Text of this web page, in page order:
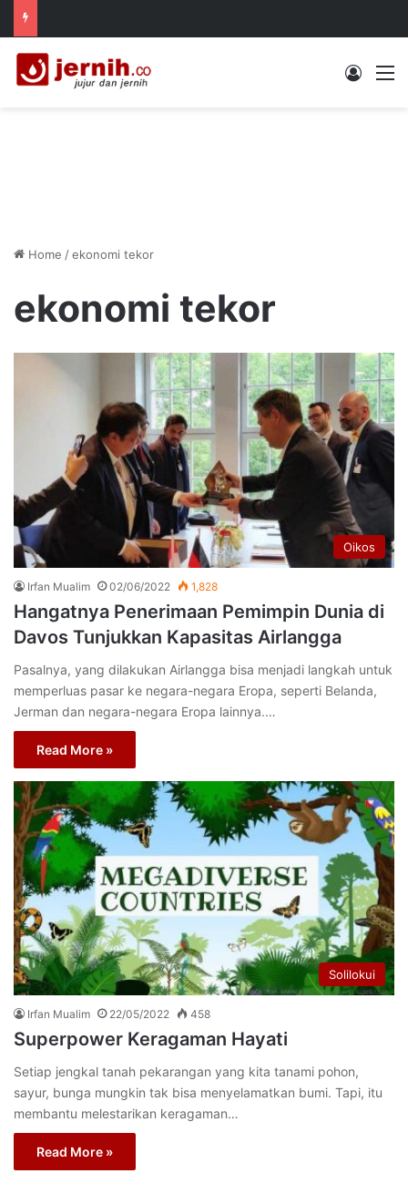
Log In
Home /ekonomi tekor
ekonomi tekor
Oikos
Irfan Mualim 02/06/2022 1,828
Hangatnya Penerimaan Pemimpin Dunia di
Davos Tunjukkan Kapasitas Airlangga
Pasalnya, yang dilakukan Airlangga bisa menjadi langkah untuk
memperluas pasar ke negara-negara Eropa, seperti Belanda,
Jerman dan negara-negara Eropa lainnya.…
Read More »
Solilokui
Irfan Mualim 22/05/2022 458
Superpower Keragaman Hayati
Setiap jengkal tanah pekarangan yang kita tanami pohon,
sayur, bunga mungkin tak bisa menyelamatkan bumi. Tapi, itu
membantu melestarikan keragaman…
Read More »